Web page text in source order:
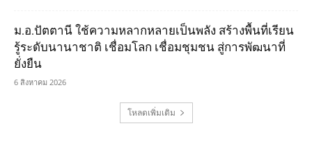
ม.อ.ปัตตานี ใช้ความหลากหลายเป็นพลัง สร้างพื้นที่เรียน
รู้ระดับนานาชาติ เชื่อมโลก เชื่อมชุมชน สู่การพัฒนาที่
ยั่งยืน
6 สิงหาคม 2026
โหลดเพิ่มเติม